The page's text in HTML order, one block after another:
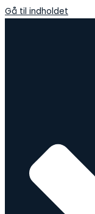
Gå til indholdet